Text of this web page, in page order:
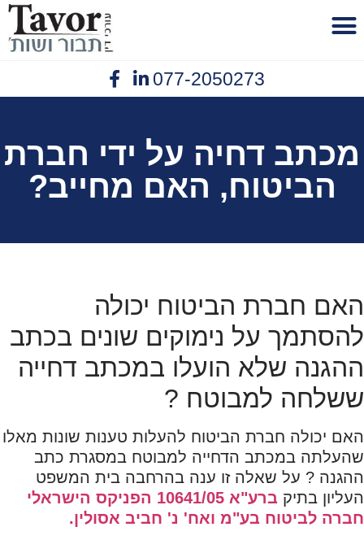
077-2050273
מכתב דחיה על ידי חברת
הביטוח, האם מחייב?
האם חברת הביטוח יכולה
להסתמך על נימוקים שונים בכתב
ההגנה שלא הועלו במכתב דחייה
ששלחה למבוטח ?
האם יכולה חברת הביטוח להעלות טענות שונות מאלו
שהעלתה במכתב הדחייה למבוטח במסגרת כתב
ההגנה ? על שאלה זו ענה בהרחבה בית המשפט
העליון בתיק
ברע"א 10641/05 הפניקס הישראלי
חברה לביטוח בע"מ ואח' נ' חביב אסולין.